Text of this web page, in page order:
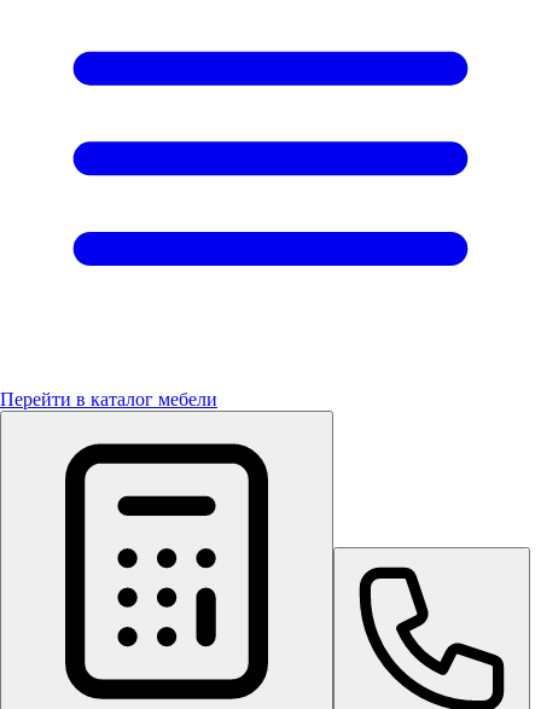
Перейти в каталог мебели